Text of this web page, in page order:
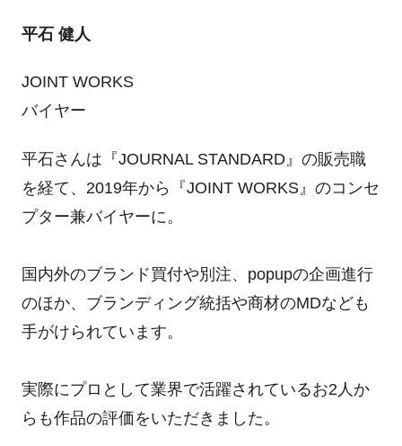
平石 健人
JOINT WORKS
バイヤー
平石さんは『JOURNAL STANDARD』の販売職
を経て、2019年から『JOINT WORKS』のコンセ
プター兼バイヤーに。
国内外のブランド買付や別注、popupの企画進行
のほか、ブランディング統括や商材のMDなども
手がけられています。
実際にプロとして業界で活躍されているお2人か
らも作品の評価をいただきました。